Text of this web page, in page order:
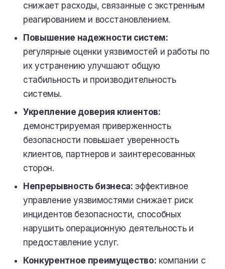
снижает расходы, связанные с экстренным
реагированием и восстановлением.
Повышение надежности систем:
регулярные оценки уязвимостей и работы по
их устранению улучшают общую
стабильность и производительность
системы.
Укрепление доверия клиентов:
демонстрируемая приверженность
безопасности повышает уверенность
клиентов, партнеров и заинтересованных
сторон.
Непрерывность бизнеса: эффективное
управление уязвимостями снижает риск
инцидентов безопасности, способных
нарушить операционную деятельность и
предоставление услуг.
Конкурентное преимущество: компании с